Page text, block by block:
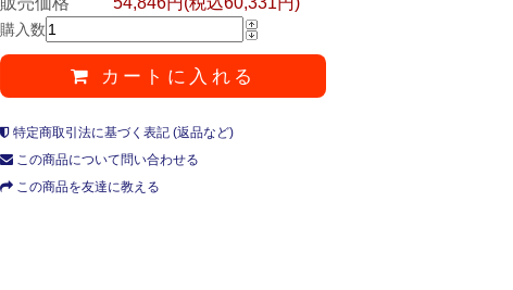
購入数
カートに入れる
特定商取引法に基づく表記 (返品など)
この商品について問い合わせる
この商品を友達に教える